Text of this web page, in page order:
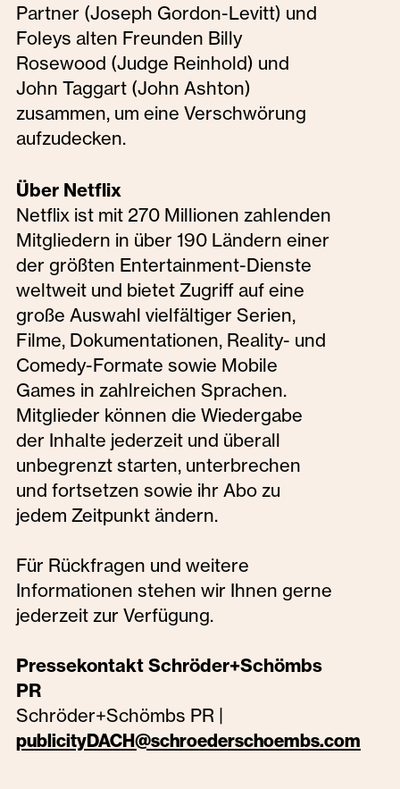
Partner (Joseph Gordon-Levitt) und
Foleys alten Freunden Billy
Rosewood (Judge Reinhold) und
John Taggart (John Ashton)
zusammen, um eine Verschwörung
aufzudecken.
Über Netflix
Netflix ist mit 270 Millionen zahlenden
Mitgliedern in über 190 Ländern einer
der größten Entertainment-Dienste
weltweit und bietet Zugriff auf eine
große Auswahl vielfältiger Serien,
Filme, Dokumentationen, Reality- und
Comedy-Formate sowie Mobile
Games in zahlreichen Sprachen.
Mitglieder können die Wiedergabe
der Inhalte jederzeit und überall
unbegrenzt starten, unterbrechen
und fortsetzen sowie ihr Abo zu
jedem Zeitpunkt ändern.
Für Rückfragen und weitere
Informationen stehen wir Ihnen gerne
jederzeit zur Verfügung.
Pressekontakt Schröder+Schömbs
PR
Schröder+Schömbs PR |
publicityDACH@schroederschoembs.com